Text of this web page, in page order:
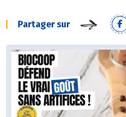
Partager sur